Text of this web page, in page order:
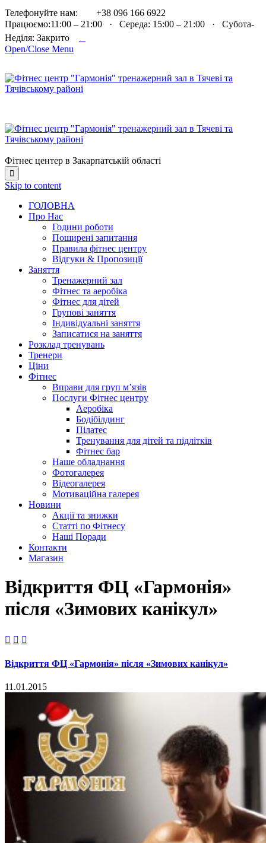
Телефонуйте нам:
+38 096 166 6922
Працюємо:11:00 – 21:00 · Середа: 15:00 – 21:00 · Субота-
Неділя: Закрито
Open/Close Menu
Фітнес центер в Закарпатській області

Skip to content
ГОЛОВНА
Про Нас
Години роботи
Поширені запитання
Правила фітнес центру
Відгуки & Пропозиції
Заняття
Тренажерний зал
Фітнес та аеробіка
Фітнес для дітей
Групові заняття
Індивідуальні заняття
Записатися на заняття
Розклад тренувань
Тренери
Ціни
Фітнес
Вправи для груп м’язів
Послуги Фітнес центру
Аеробіка
Бодібілдинг
Пілатес
Тренування для дітей та підлітків
Фітнес бар
Наше обладнання
Фотогалерея
Відеогалерея
Мотиваційна галерея
Новини
Акції та знижки
Статті по Фітнесу
Наші Поради
Контакти
Магазин
Відкриття ФЦ «Гармонія»
після «Зимових канікул»
  
Відкриття ФЦ «Гармонія» після «Зимових канікул»
11.01.2015